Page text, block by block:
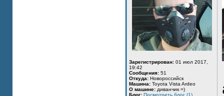
Зарегистрирован: 01 июл 2017,
19:42
Сообщения: 51
Откуда: Новороссийск
Машина: Toyota Vista Ardeo
О машине: диванчик =)
Блог: Посмотреть блог (1)